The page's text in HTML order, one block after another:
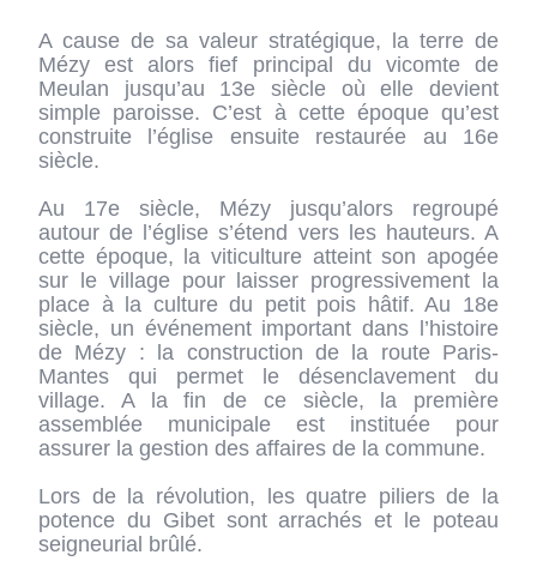
A cause de sa valeur stratégique, la terre de
Mézy est alors fief principal du vicomte de
Meulan jusqu’au 13e siècle où elle devient
simple paroisse. C’est à cette époque qu’est
construite l’église ensuite restaurée au 16e
siècle.
Au 17e siècle, Mézy jusqu’alors regroupé
autour de l’église s’étend vers les hauteurs. A
cette époque, la viticulture atteint son apogée
sur le village pour laisser progressivement la
place à la culture du petit pois hâtif. Au 18e
siècle, un événement important dans l’histoire
de Mézy : la construction de la route Paris-
Mantes qui permet le désenclavement du
village. A la fin de ce siècle, la première
assemblée municipale est instituée pour
assurer la gestion des affaires de la commune.
Lors de la révolution, les quatre piliers de la
potence du Gibet sont arrachés et le poteau
seigneurial brûlé.